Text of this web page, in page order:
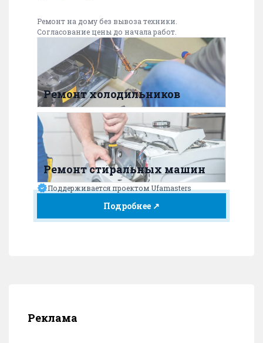
Ремонт на дому без вывоза техники.
Согласование цены до начала работ.
Ремонт холодильников
Ремонт стиральных машин
Поддерживается проектом Ufamasters
Подробнее ↗
Реклама